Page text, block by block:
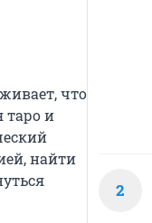
что
таро и
найти
2